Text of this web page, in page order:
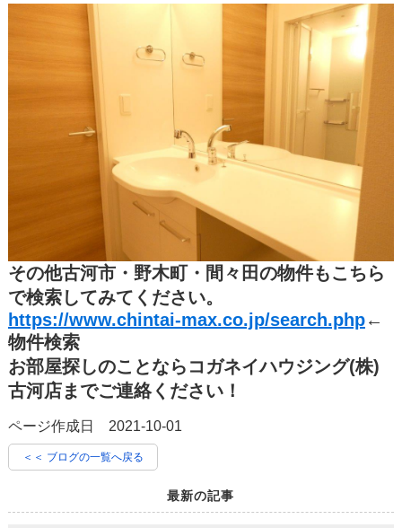
その他古河市・野木町・間々田の物件もこちら
で検索してみてください。
https://www.chintai-max.co.jp/search.php←
物件検索
お部屋探しのことならコガネイハウジング(株)
古河店までご連絡ください！
ページ作成日 2021-10-01
＜＜ ブログの一覧へ戻る
最新の記事